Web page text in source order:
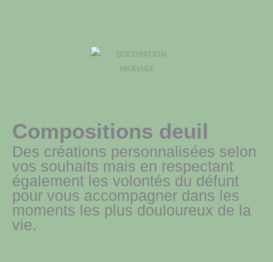
Compositions deuil
Des créations personnalisées selon
vos souhaits mais en respectant
également les volontés du défunt
pour vous accompagner dans les
moments les plus douloureux de la
vie.